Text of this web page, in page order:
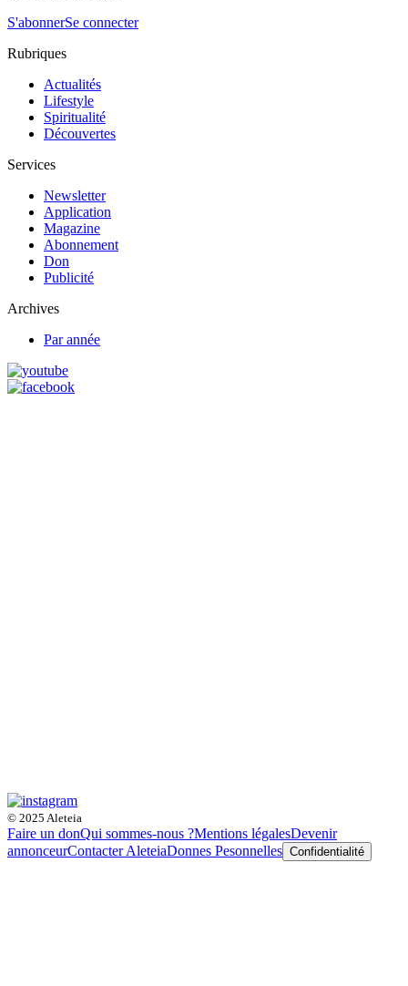
S'abonnerSe connecter
Rubriques
Actualités
Lifestyle
Spiritualité
Découvertes
Services
Newsletter
Application
Magazine
Abonnement
Don
Publicité
Archives
Par année
© 2025 Aleteia
Faire un donQui sommes-nous ?Mentions légalesDevenir
annonceurContacter AleteiaDonnes Pesonnelles Confidentialité